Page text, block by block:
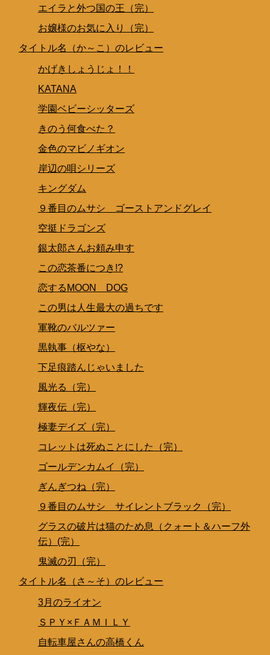
エイラと外つ国の王（完）
お嬢様のお気に入り（完）
タイトル名（か～こ）のレビュー
かげきしょうじょ！！
KATANA
学園ベビーシッターズ
きのう何食べた？
金色のマビノギオン
岸辺の唄シリーズ
キングダム
９番目のムサシ ゴーストアンドグレイ
空挺ドラゴンズ
銀太郎さんお頼み申す
この恋茶番につき!?
恋するMOON DOG
この男は人生最大の過ちです
軍靴のバルツァー
黒執事（枢やな）
下足痕踏んじゃいました
風光る（完）
輝夜伝（完）
極妻デイズ（完）
コレットは死ぬことにした（完）
ゴールデンカムイ（完）
ぎんぎつね（完）
９番目のムサシ サイレントブラック（完）
グラスの破片は猫のため息（クォート＆ハーフ外
伝）(完）
鬼滅の刃（完）
タイトル名（さ～そ）のレビュー
3月のライオン
ＳＰＹ×ＦＡＭＩＬＹ
自転車屋さんの高橋くん